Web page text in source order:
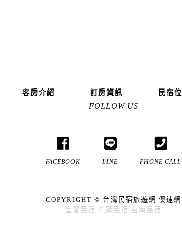
客房介紹 訂房資訊 民宿
FOLLOW US
FACEBOOK LINE PHONE CALL
COPYRIGHT © 台灣民宿旅遊網 優速網
宜蘭民宿 花蓮民宿 台南民宿